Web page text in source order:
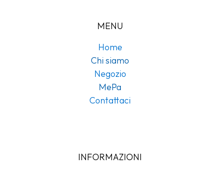
MENU
Home
Chi siamo
Negozio
MePa
Contattaci
INFORMAZIONI